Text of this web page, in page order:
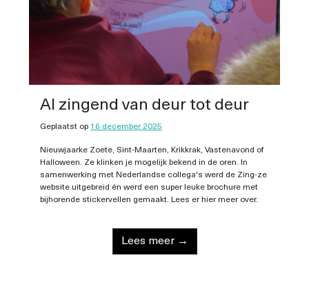
Al zingend van deur tot deur
Geplaatst op 16 december 2025
Nieuwjaarke Zoete, Sint-Maarten, Krikkrak, Vastenavond of
Halloween. Ze klinken je mogelijk bekend in de oren. In
samenwerking met Nederlandse collega's werd de Zing-ze
website uitgebreid én werd een super leuke brochure met
bijhorende stickervellen gemaakt. Lees er hier meer over.
Lees meer →